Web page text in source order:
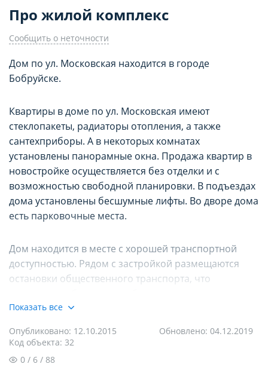
Про жилой комплекс
Сообщить о неточности
Дом по ул. Московская находится в городе
Бобруйске.
Квартиры в доме по ул. Московская имеют
стеклопакеты, радиаторы отопления, а также
сантехприборы. А в некоторых комнатах
установлены панорамные окна. Продажа квартир в
новостройке осуществляется без отделки и с
возможностью свободной планировки. В подъездах
дома установлены бесшумные лифты. Во дворе дома
есть парковочные места.
Дом находится в месте с хорошей транспортной
доступностью. Рядом с застройкой размещаются
остановки общественного транспорта, что
Не забыл зайстройщик и про инфраструктуру
района. В шаговой доступности расположились
различные образовательные, банковские, торговые
Показать все
Опубликовано: 12.10.2015
Обновлено: 04.12.2019
Код объекта: 32
0 / 6 / 88
Опишите проблему
Даю согласие на обработку
Персональных данных
условиями
НАСТРОЙТЕ ПАРАМЕТРЫ
ИСПОЛЬЗОВАНИЯ ФАЙЛОВ
COOKIE
Вы можете настроить использование
каждого типа файлов cookie, за
функциональные (обязательные) cookie»,
без которых невозможно корректное
(далее – Сайт).
Сайт запоминает Ваш выбор настроек на 1
год. По окончании этого периода Сайт
НАСТРОЙТЕ ПАРАМЕТРЫ
ИСПОЛЬЗОВАНИЯ ФАЙЛОВ
COOKIE
Вы можете настроить использование
каждого типа файлов cookie, за
функциональные (обязательные) cookie»,
без которых невозможно корректное
(далее – Сайт).
Сайт запоминает Ваш выбор настроек на 1
год. По окончании этого периода Сайт